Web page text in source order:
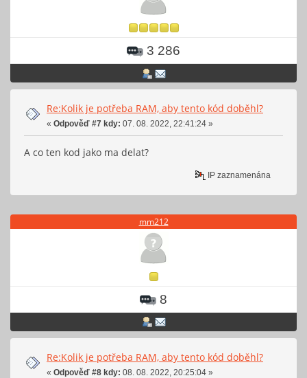
3 286
Re:Kolik je potřeba RAM, aby tento kód doběhl?
« Odpověď #7 kdy: 07. 08. 2022, 22:41:24 »
A co ten kod jako ma delat?
IP zaznamenána
mm212
8
Re:Kolik je potřeba RAM, aby tento kód doběhl?
« Odpověď #8 kdy: 08. 08. 2022, 20:25:04 »